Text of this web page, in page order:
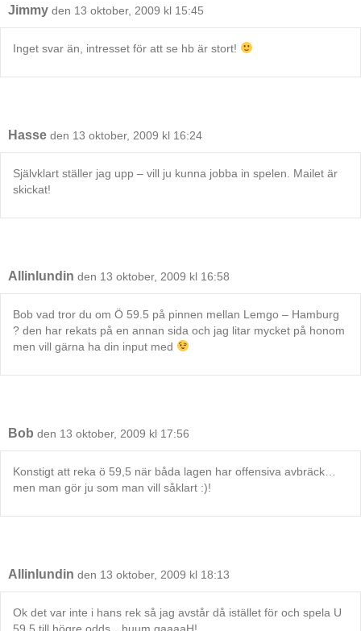
Jimmy den 13 oktober, 2009 kl 15:45
Inget svar än, intresset för att se hb är stort!
Hasse den 13 oktober, 2009 kl 16:24
Självklart ställer jag upp – vill ju kunna jobba in spelen. Mailet är
skickat!
Allinlundin den 13 oktober, 2009 kl 16:58
Bob vad tror du om Ö 59.5 på pinnen mellan Lemgo – Hamburg
? den har rekats på en annan sida och jag litar mycket på honom
men vill gärna ha din input med
Bob den 13 oktober, 2009 kl 17:56
Konstigt att reka ö 59,5 när båda lagen har offensiva avbräck…
men man gör ju som man vill såklart :)!
Allinlundin den 13 oktober, 2009 kl 18:13
Ok det var inte i hans rek så jag avstår då istället för och spela U